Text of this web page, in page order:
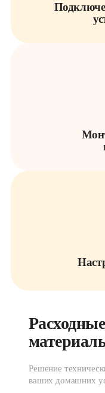
Расходные
Решение
ваших домашних